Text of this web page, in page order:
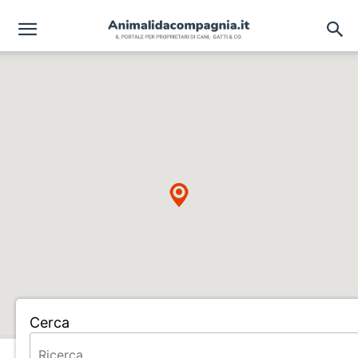
Cerca
Home ALLEVAMENTO ADIGRAT